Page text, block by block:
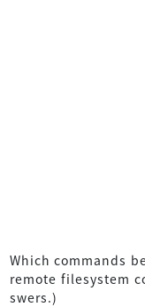
Which commands
remote filesystem
swers.)